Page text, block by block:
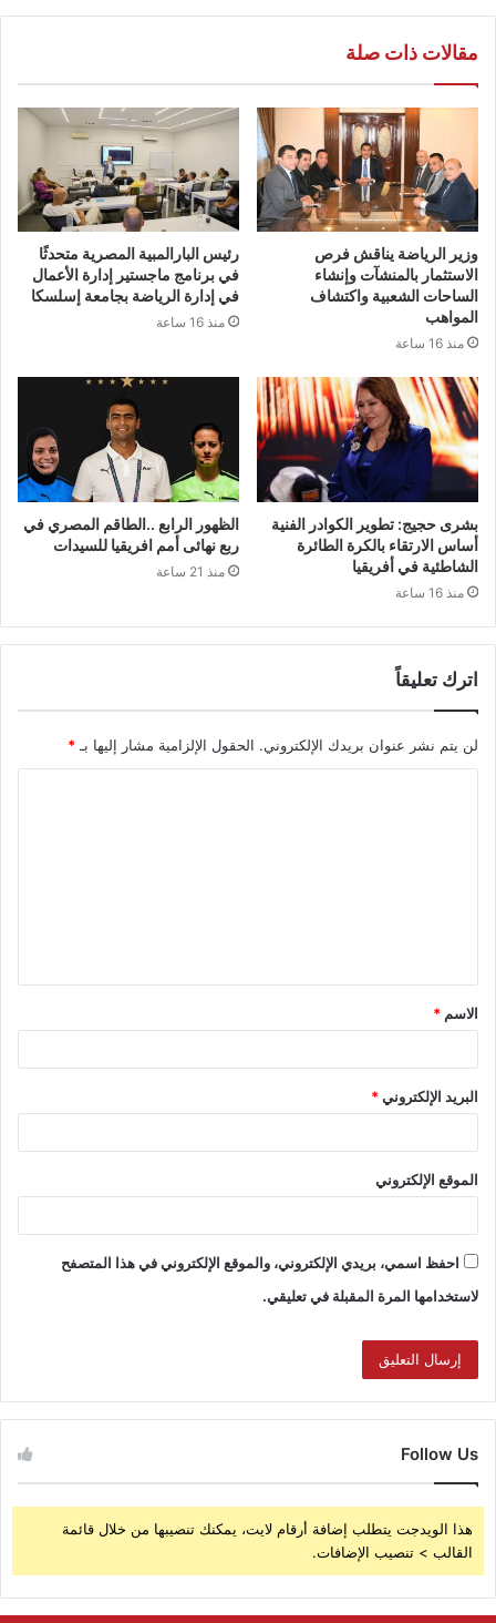
مقالات ذات صلة
وزير الرياضة يناقش فرص
الاستثمار بالمنشآت وإنشاء
الساحات الشعبية واكتشاف
المواهب
منذ 16 ساعة
رئيس البارالمبية المصرية متحدثًا
في برنامج ماجستير إدارة الأعمال
في إدارة الرياضة بجامعة إسلسكا
منذ 16 ساعة
بشرى حجيج: تطوير الكوادر الفنية
أساس الارتقاء بالكرة الطائرة
الشاطئية في أفريقيا
منذ 16 ساعة
الظهور الرابع ..الطاقم المصري في
ربع نهائى أمم افريقيا للسيدات
منذ 21 ساعة
اترك تعليقاً
لن يتم نشر عنوان بريدك الإلكتروني. الحقول الإلزامية مشار إليها بـ *
الاسم *
البريد الإلكتروني*
الموقع الإلكتروني
احفظ اسمي، بريدي الإلكتروني، والموقع الإلكتروني في هذا المتصفح
لاستخدامها المرة المقبلة في تعليقي.
Follow Us
هذا الويدجت يتطلب إضافة أرقام لايت، يمكنك تنصيبها من خلال قائمة
القالب > تنصيب الإضافات.